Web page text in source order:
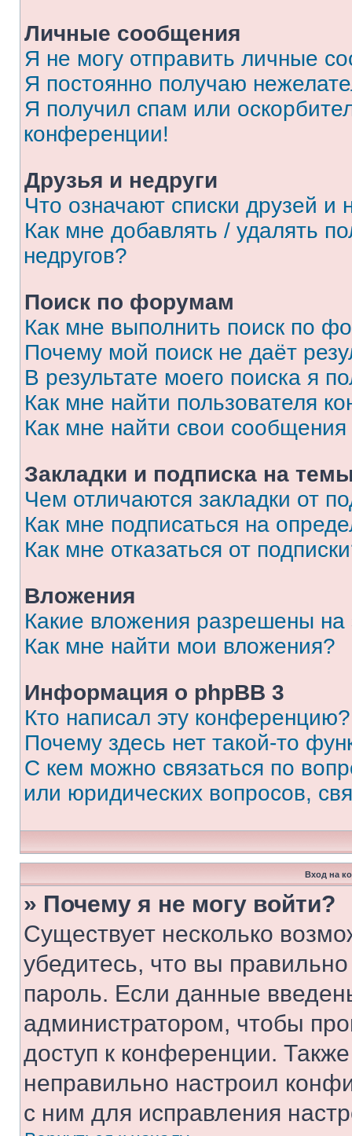
Личные сообщения
Я не могу отправить личные
Я постоянно получаю
Я получил спам или
конференции!
Друзья и недруги
Что означают списки друзей и
Как мне добавлять / удалять
недругов?
Поиск по форумам
Как мне выполнить поиск по
Почему мой поиск не даёт
В результате моего поиска я
Как мне найти пользователя
Как мне найти свои
Закладки и подписка на
Чем отличаются закладки от
Как мне подписаться на
Как мне отказаться от
Вложения
Какие вложения разрешены
Как мне найти мои вложения?
Информация о phpBB 3
Кто написал эту конференцию?
Почему здесь нет такой-то
С кем можно связаться по
или юридических вопросов,
Вход на
» Почему я не могу войти?
Существует несколько
убедитесь, что вы
пароль. Если данные
администратором, чтобы
доступ к конференции.
неправильно настроил
с ним для исправления